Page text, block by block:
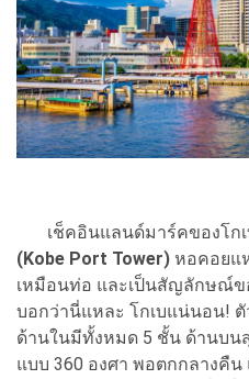
เช็คอินแลนด์มาร์คของโก
(Kobe Port Tower) หอคอยแ
เหมือนท่อ และเป็นสัญลักษณ์ข
บอกว่านี่แหละ โกเบแน่นอน!
ด้านในมีทั้งหมด 5 ชั้น ด้านบน
แบบ 360 องศา พอตกกลางคื